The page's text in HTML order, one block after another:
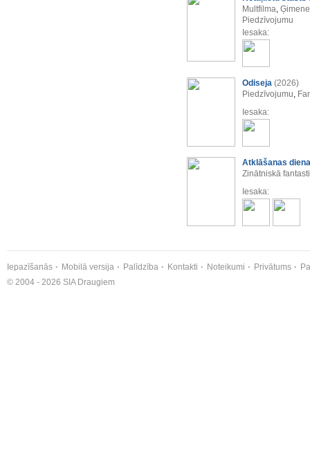
Multfilma,
Piedzīvojumu
Iesaka:
Odiseja (2026)
Piedzīvojumu,
Iesaka:
Atklāšanas diena
Zinātniskā
Iesaka:
Iepazīšanās Mobilā versija Palīdzība Kontakti Noteikumi Privātums
© 2004 - 2026 SIA Draugiem